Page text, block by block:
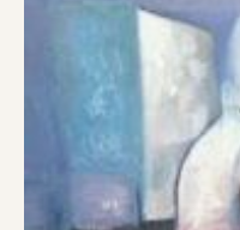
ДОВІДКА